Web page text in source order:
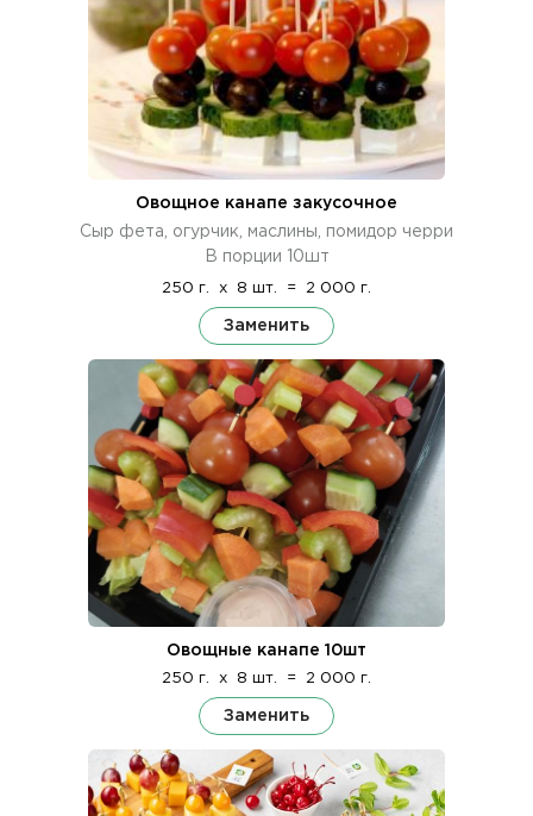
Овощное канапе закусочное
Сыр фета, огурчик, маслины, помидор черри
В порции 10шт
250 г. x 8 шт. = 2 000 г.
Заменить
Овощные канапе 10шт
250 г. x 8 шт. = 2 000 г.
Заменить